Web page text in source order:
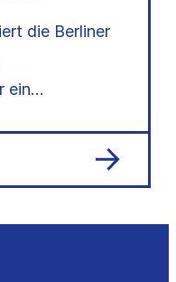
die Berliner
ein